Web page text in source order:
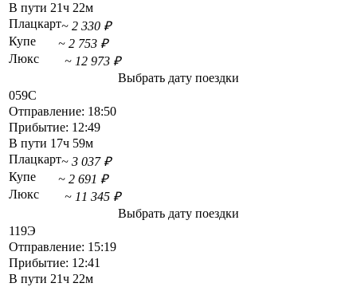
В пути 21ч 22м
Плацкарт~ 2 330 ₽
Купе
~ 2 753 ₽
Люкс
~ 12 973 ₽
Выбрать дату поездки
059С
Отправление: 18:50
Прибытие: 12:49
В пути 17ч 59м
Плацкарт~ 3 037 ₽
Купе
~ 2 691 ₽
Люкс
~ 11 345 ₽
Выбрать дату поездки
119Э
Отправление: 15:19
Прибытие: 12:41
В пути 21ч 22м